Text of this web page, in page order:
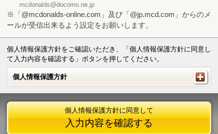
mcdonalds@docomo.ne.jp
※「@mcdonalds-online.com」及び「@jp.mcd.com」からのメ
ールが受信出来るよう設定をお願いします。
個人情報保護方針をご確認いただき、「個人情報保護方針に同意し
て入力内容を確認する」ボタンを押してください。
個人情報保護方針
個人情報保護方針
個人情報保護方針に同意して
入力内容を確認する